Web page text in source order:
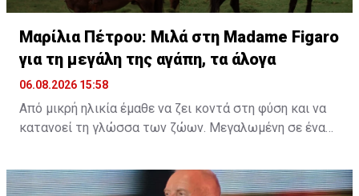
Μαρίλια Πέτρου: Μιλά στη Madame Figaro
για τη μεγάλη της αγάπη, τα άλογα
06.08.2026 15:58
Από μικρή ηλικία έμαθε να ζει κοντά στη φύση και να
κατανοεί τη γλώσσα των ζώων. Μεγαλωμένη σε ένα
γύρω της δεν ήταν απλώς μια παιδική ανάμνηση, αλλά
ένας δεσμός που εξελίχθηκε σε τρόπο ζωής. Μια